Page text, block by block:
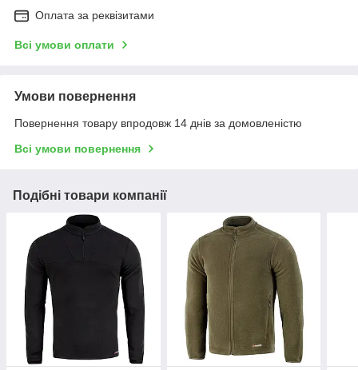
Оплата за реквізитами
Всі умови оплати
Умови повернення
Повернення товару впродовж 14 днів за домовленістю
Всі умови повернення
Подібні товари компанії